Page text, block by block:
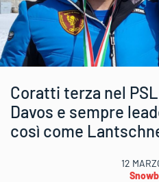
Coratti terza nel
Davos e sempre
così come
12